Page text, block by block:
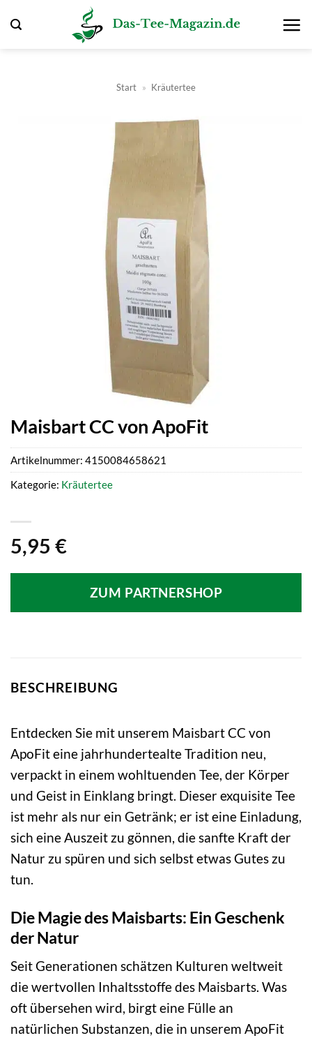
Inhalt
Start » Kräutertee
Maisbart CC von ApoFit
5,95 €
ZUM PARTNERSHOP
Artikelnummer: 4150084658621
Kategorie: Kräutertee
BESCHREIBUNG
Entdecken Sie mit unserem Maisbart CC von
ApoFit eine jahrhundertealte Tradition neu,
verpackt in einem wohltuenden Tee, der Körper
und Geist in Einklang bringt. Dieser exquisite Tee
ist mehr als nur ein Getränk; er ist eine Einladung,
sich eine Auszeit zu gönnen, die sanfte Kraft der
Natur zu spüren und sich selbst etwas Gutes zu
tun.
Die Magie des Maisbarts: Ein Geschenk
der Natur
Seit Generationen schätzen Kulturen weltweit
die wertvollen Inhaltsstoffe des Maisbarts. Was
oft übersehen wird, birgt eine Fülle an
natürlichen Substanzen, die in unserem ApoFit